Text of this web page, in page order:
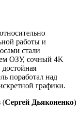
работы и
стали
ОЗУ, сочный 4K
поработал над
графики.
(Сергей Дьяконенко)